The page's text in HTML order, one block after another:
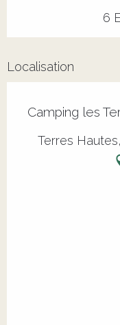
6
Localisation
Camping les
Terres